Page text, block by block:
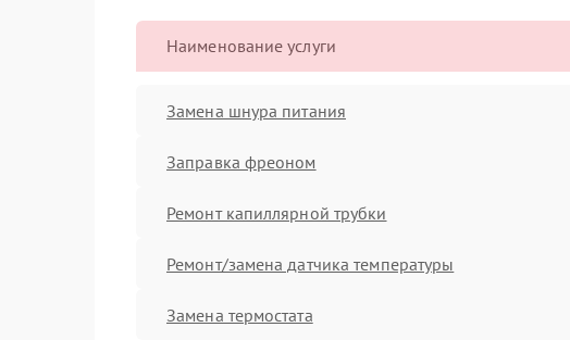
Наименование услуги
Замена шнура питания
Заправка фреоном
Ремонт капиллярной трубки
Ремонт/замена датчика температуры
Замена термостата